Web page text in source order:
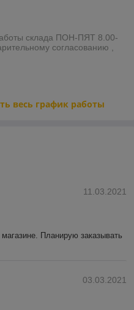
склада ПОН-ПЯТ 8.00-
согласованию ,
весь график работы
11.03.2021
Планирую заказывать
03.03.2021